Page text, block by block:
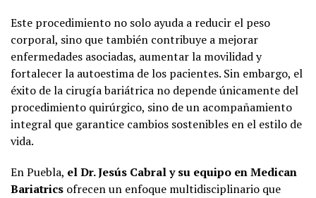
Este procedimiento no solo ayuda a reducir el peso
corporal, sino que también contribuye a mejorar
enfermedades asociadas, aumentar la movilidad y
fortalecer la autoestima de los pacientes. Sin embargo, el
éxito de la cirugía bariátrica no depende únicamente del
procedimiento quirúrgico, sino de un acompañamiento
integral que garantice cambios sostenibles en el estilo de
vida.
En Puebla, el Dr. Jesús Cabral y su equipo en Medican
Bariatrics ofrecen un enfoque multidisciplinario que